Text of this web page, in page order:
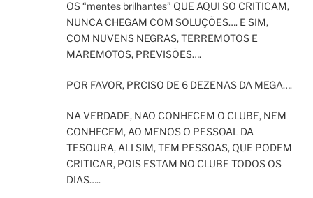
OS “mentes brilhantes” QUE AQUI SO CRITICAM,
NUNCA CHEGAM COM SOLUÇÕES…. E SIM,
COM NUVENS NEGRAS, TERREMOTOS E
MAREMOTOS, PREVISÕES….
POR FAVOR, PRCISO DE 6 DEZENAS DA MEGA….
NA VERDADE, NAO CONHECEM O CLUBE, NEM
CONHECEM, AO MENOS O PESSOAL DA
TESOURA, ALI SIM, TEM PESSOAS, QUE PODEM
CRITICAR, POIS ESTAM NO CLUBE TODOS OS
DIAS…..